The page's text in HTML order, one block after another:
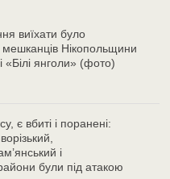
виїхати було
мешканців Нікопольщини
«Білі янголи» (фото)
є вбиті і поранені:
і
були під атакою